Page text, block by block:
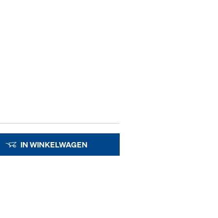
IN WINKELWAGEN